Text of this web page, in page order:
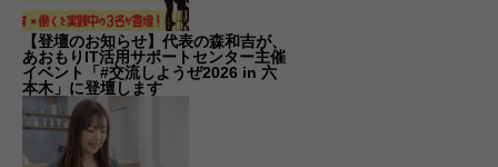
【登壇のお知らせ】代表の森和吉が、
あおもりIT活用サポートセンター主催
イベント「#交流しようぜ2026 in 六
本木」に登壇します